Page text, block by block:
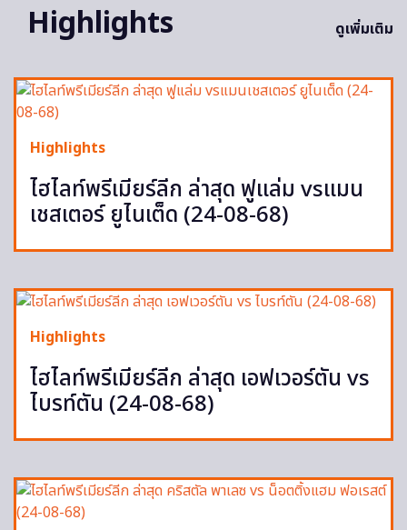
Highlights ดูเพิ่มเติม
Highlights
ไฮไลท์พรีเมียร์ลีก ล่าสุด ฟูแล่ม vsแมน
เชสเตอร์ ยูไนเต็ด (24-08-68)
Highlights
ไฮไลท์พรีเมียร์ลีก ล่าสุด เอฟเวอร์ตัน vs
ไบรท์ตัน (24-08-68)